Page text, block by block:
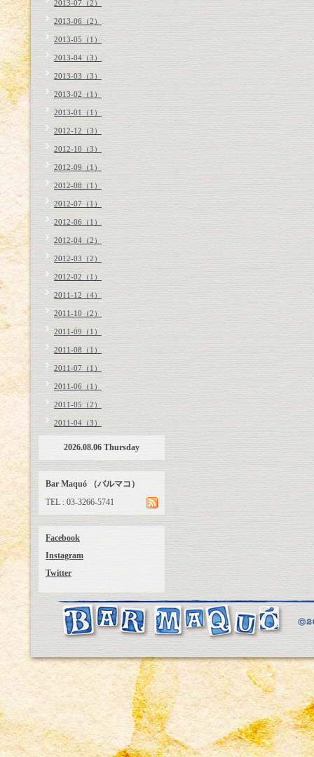
2013-07（2）
2013-06（2）
2013-05（1）
2013-04（3）
2013-03（3）
2013-02（1）
2013-01（1）
2012-12（3）
2012-10（3）
2012-09（1）
2012-08（1）
2012-07（1）
2012-06（1）
2012-04（2）
2012-03（2）
2012-02（1）
2011-12（4）
2011-10（2）
2011-09（1）
2011-08（1）
2011-07（1）
2011-06（1）
2011-05（2）
2011-04（3）
2026.08.06 Thursday
Bar Maquó （バルマコ）
TEL : 03-3266-5741
Facebook
Instagram
Twitter